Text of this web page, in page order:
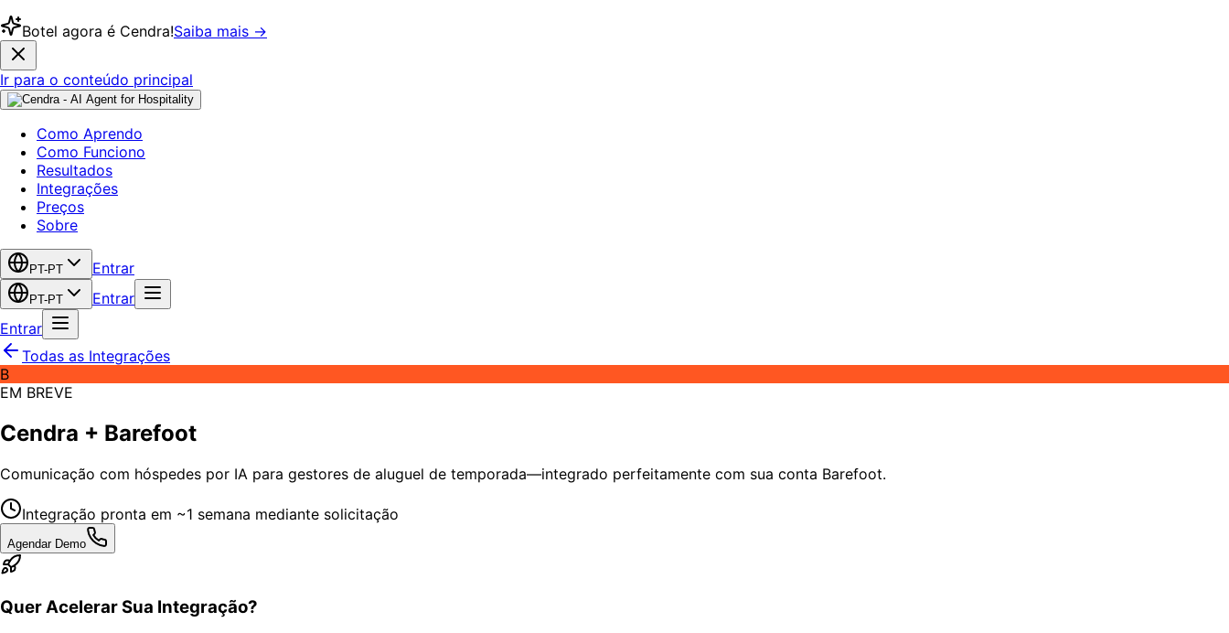
Botel agora é Cendra!Saiba mais →
Ir para o conteúdo principal
Como Aprendo
Como Funciono
Resultados
Integrações
Preços
Sobre
PT-PT Entrar
PT-PT
Entrar
Entrar
Todas as Integrações
B
EM BREVE
Cendra + Barefoot
Comunicação com hóspedes por IA para gestores de aluguel de temporada—integrado perfeitamente com sua conta Barefoot.
Integração pronta em ~1 semana mediante solicitação
Agendar Demo
Quer Acelerar Sua Integração?